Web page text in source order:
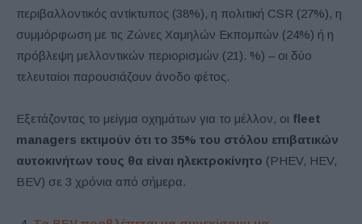
περιβαλλοντικός αντίκτυπος (38%), η πολιτική CSR (27%), η
συμμόρφωση με τις Ζώνες Χαμηλών Εκπομπών (24%) ή η
πρόβλεψη μελλοντικών περιορισμών (21). %) – οι δύο
τελευταίοι παρουσιάζουν άνοδο φέτος.
Εξετάζοντας το μείγμα οχημάτων για το μέλλον, οι fleet
managers εκτιμούν ότι το 35% του στόλου επιβατικών
αυτοκινήτων τους θα είναι ηλεκτροκίνητο (PHEV, HEV,
BEV) σε 3 χρόνια από σήμερα.